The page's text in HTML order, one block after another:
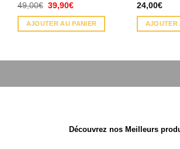
49,00€ Le
initial
était :
39,90€Le
actuel
est :
AJOUTER AU PANIER
24,00€
AJOUTER
Découvrez nos Meilleurs